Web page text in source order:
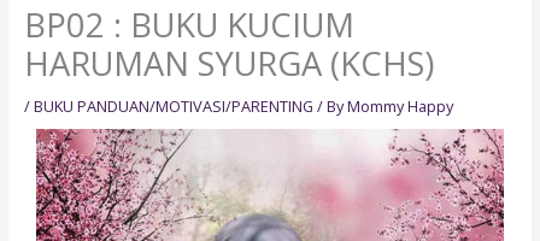
BP02 : BUKU KUCIUM
HARUMAN SYURGA (KCHS)
/BUKU PANDUAN/MOTIVASI/PARENTING / ByMommy Happy